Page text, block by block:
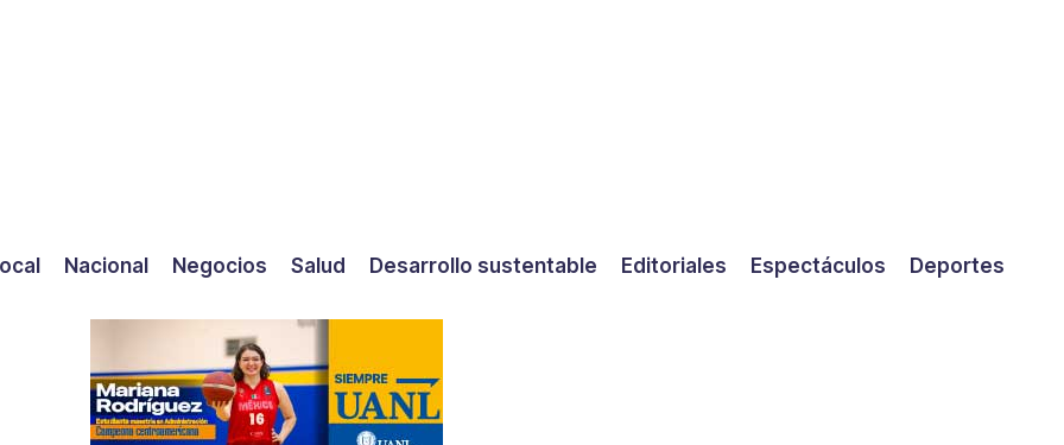
Nacional Negocios Salud Desarrollo sustentable Editoriales Espectáculos Deportes